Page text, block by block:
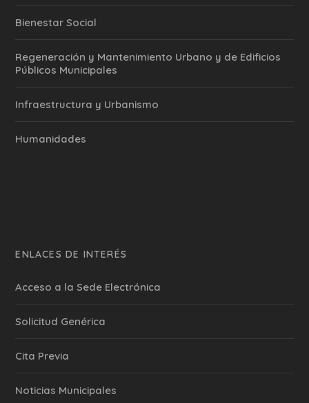
Bienestar Social
Regeneración y Mantenimiento Urbano y de Edificios
Públicos Municipales
Infraestructura y Urbanismo
Humanidades
ENLACES DE INTERÉS
Acceso a la Sede Electrónica
Solicitud Genérica
Cita Previa
‎Noticias Municipales